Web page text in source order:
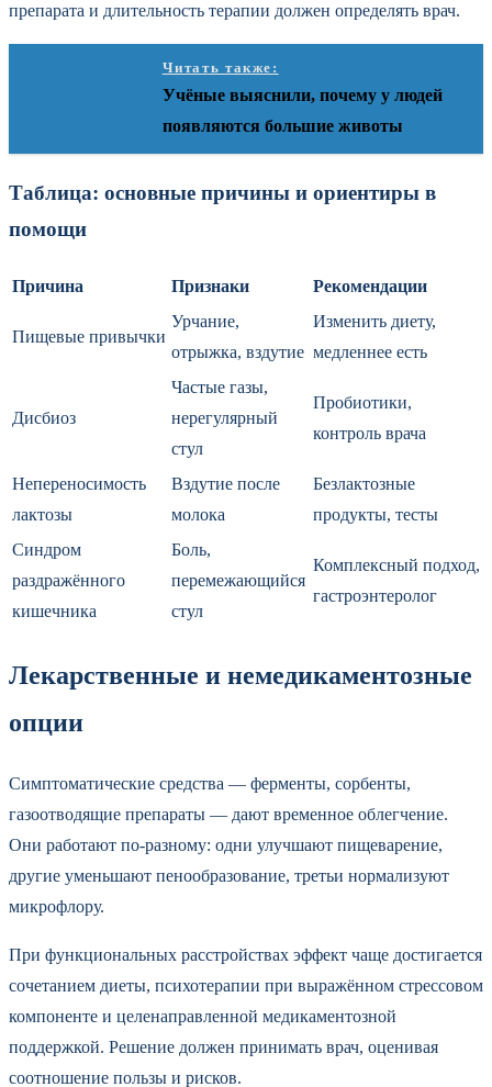
препарата и длительность терапии должен определять врач.
Читать также:
Учёные выяснили, почему у людей
появляются большие животы
Таблица: основные причины и ориентиры в
помощи
Причина Признаки Рекомендации
Пищевые привычки
Урчание,
отрыжка, вздутие
Изменить диету,
медленнее есть
Дисбиоз
Частые газы,
нерегулярный
стул
Пробиотики,
контроль врача
Непереносимость
лактозы
Вздутие после
молока
Безлактозные
продукты, тесты
Синдром
раздражённого
кишечника
Боль,
перемежающийся
стул
Комплексный подход,
гастроэнтеролог
Лекарственные и немедикаментозные
опции
Симптоматические средства — ферменты, сорбенты,
газоотводящие препараты — дают временное облегчение.
Они работают по-разному: одни улучшают пищеварение,
другие уменьшают пенообразование, третьи нормализуют
микрофлору.
При функциональных расстройствах эффект чаще достигается
сочетанием диеты, психотерапии при выражённом стрессовом
компоненте и целенаправленной медикаментозной
поддержкой. Решение должен принимать врач, оценивая
соотношение пользы и рисков.